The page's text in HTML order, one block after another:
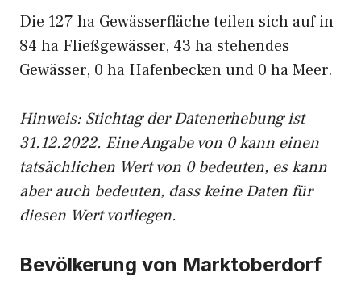
Die 127 ha Gewässerfläche teilen sich auf in
84 ha Fließgewässer, 43 ha stehendes
Gewässer, 0 ha Hafenbecken und 0 ha Meer.
Hinweis: Stichtag der Datenerhebung ist
31.12.2022. Eine Angabe von 0 kann einen
tatsächlichen Wert von 0 bedeuten, es kann
aber auch bedeuten, dass keine Daten für
diesen Wert vorliegen.
Bevölkerung von Marktoberdorf